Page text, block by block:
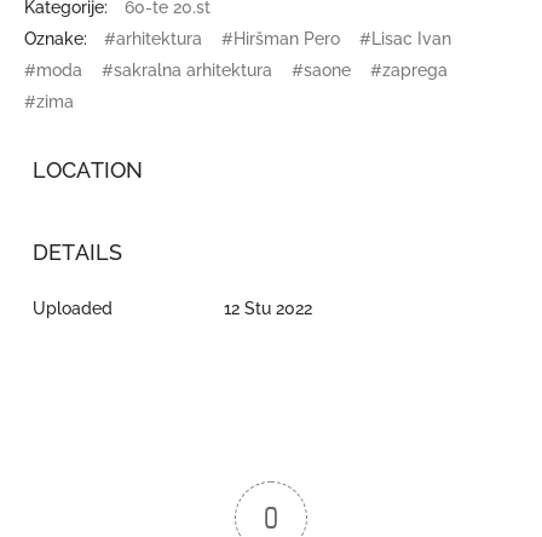
Kategorije:
60-te 20.st
Oznake:
#arhitektura #Hiršman Pero
#Lisac Ivan
#moda
#sakralna arhitektura #saone
#zaprega
#zima
LOCATION
DETAILS
Uploaded 12 Stu 2022
0